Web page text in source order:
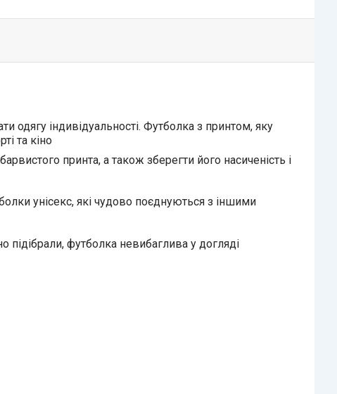
одягу індивідуальності. Футболка з принтом, яку
та кіно
принта, а також зберегти його насиченість і
унісекс, які чудово поєднуються з іншими
підібрали, футболка невибаглива у догляді